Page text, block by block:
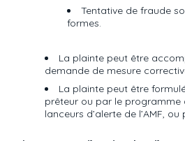
Tentative de fraude
formes.
La plainte peut être
demande de mesure
La plainte peut être
prêteur ou par le programme
lanceurs d’alerte de l’AMF,